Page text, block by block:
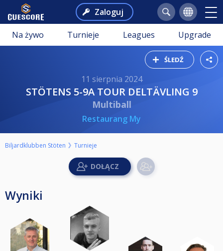
Zaloguj
Na żywo Turnieje Leagues Upgrade
ŚLEDŹ
11 sierpnia 2024
STÖTENS 5-9A TOUR DELTÄVLING 9
Multiball
Restaurang My
Biljardklubben Stöten Turnieje
Wyniki